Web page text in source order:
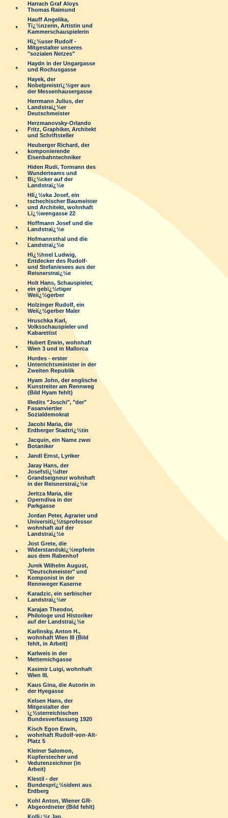
Harrach Graf Aloys
Thomas Raimund
Hauff Angelika,
Tï¿½nzerin, Artistin und
Kammerschauspielerin
Hï¿½user Rudolf -
Mitgestalter unseres
"sozialen Netzes"
Haydn in der Ungargasse
und Rochusgasse
Hayek, der
Nobelpreistrï¿½ger aus
der Messenhausergasse
Herrmann Julius, der
Landstraï¿½er
Deutschmeister
Herzmanovsky-Orlando
Fritz, Graphiker, Architekt
und Schriftsteller
Heuberger Richard, der
komponierende
Eisenbahntechniker
Hiden Rudi, Tormann des
Wunderteams und
Bï¿½cker auf der
Landstraï¿½e
Hlï¿½vka Josef, ein
tschechischer Baumeister
und Architekt, wohnhaft
Lï¿½wengasse 22
Hoffmann Josef und die
Landstraï¿½e
Hofmannsthal und die
Landstraï¿½e
Hï¿½hnel Ludwig,
Entdecker des Rudolf-
und Stefaniesees aus der
Reisnerstraï¿½e
Holt Hans, Schauspieler,
ein gebï¿½rtiger
Weiï¿½gerber
Holzinger Rudolf, ein
Weiï¿½gerber Maler
Hruschka Karl,
Volksschauspieler und
Kabarettist
Hubert Erwin, wohnhaft
Wien 3 und in Mallorca
Hurdes - erster
Unterrichtsminister in der
Zweiten Republik
Hyam John, der englische
Kunstreiter am Rennweg
(Bild Hyam fehlt)
Illedits "Joschi", "der"
Fasanviertler
Sozialdemokrat
Jacobi Maria, die
Erdberger Stadtrï¿½tin
Jacquin, ein Name zwei
Botaniker
Jandl Ernst, Lyriker
Jaray Hans, der
Josefstï¿½dter
Grandseigneur wohnhaft
in der Reisnerstraï¿½e
Jeritza Maria, die
Operndiva in der
Parkgasse
Jordan Peter, Agrarier und
Universitï¿½tsprofessor
wohnhaft auf der
Landstraï¿½e
Jost Grete, die
Widerstandskï¿½mpferin
aus dem Rabenhof
Jurek Wilhelm August,
"Deutschmeister" und
Komponist in der
Rennweger Kaserne
Karadzic, ein serbischer
Landstraï¿½er
Karajan Theodor,
Philologe und Historiker
auf der Landstraï¿½e
Karlinsky, Anton H.,
wohnhaft Wien III (Bild
fehlt, in Arbeit)
Karlweis in der
Metternichgasse
Kasimir Luigi, wohnhaft
Wien III.
Kaus Gina, die Autorin in
der Hyegasse
Kelsen Hans, der
Mitgestalter der
ï¿½sterreichischen
Bundesverfassung 1920
Kisch Egon Erwin,
wohnhaft Rudolf-von-Alt-
Platz 5
Kleiner Salomon,
Kupferstecher und
Vedutenzeichner (in
Arbeit)
Klestil - der
Bundesprï¿½sident aus
Erdberg
Kohl Anton, Wiener GR-
Abgeordneter (Bild fehlt)
Kollï¿½r Jan,